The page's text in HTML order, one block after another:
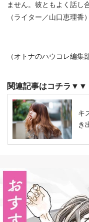
ません。彼ともよく話し
（ライター／山口恵理香）
（オトナのハウコレ編集部
関連記事はコチラ▼▼
キ
き